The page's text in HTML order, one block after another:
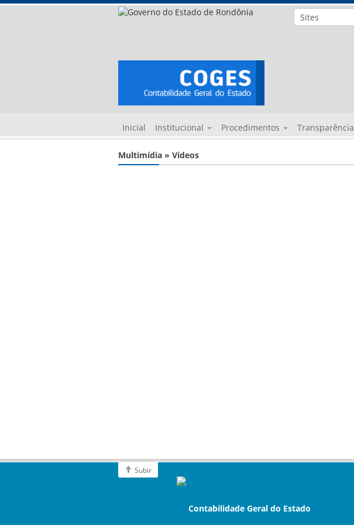
Inicial Institucional Procedimentos Transparência
Multimídia » Vídeos
Subir
Contabilidade Geral do Estado